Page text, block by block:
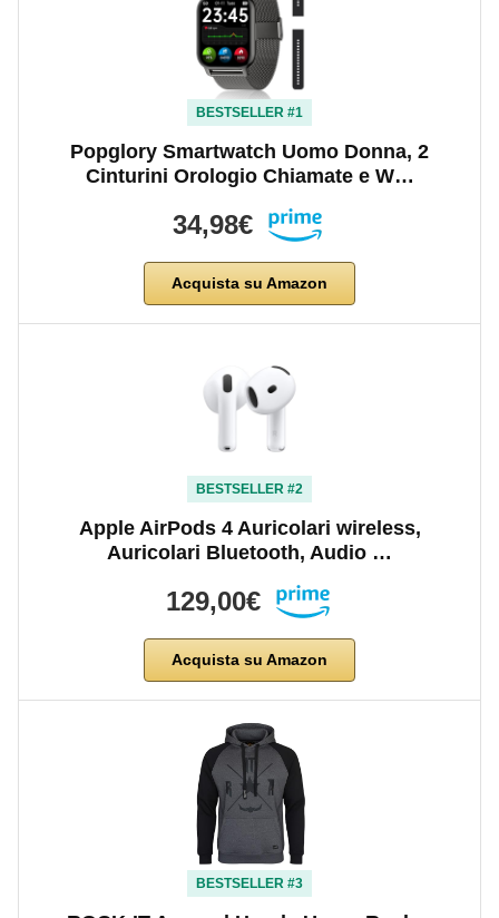
BESTSELLER #1
Popglory Smartwatch Uomo Donna, 2
Cinturini Orologio Chiamate e W…
34,98€
Acquista su Amazon
BESTSELLER #2
Apple AirPods 4 Auricolari wireless,
Auricolari Bluetooth, Audio …
129,00€
Acquista su Amazon
BESTSELLER #3